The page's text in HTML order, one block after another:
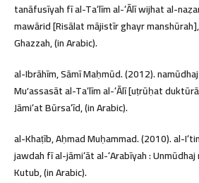
tanāfusīyah fī al-Taʻlīm al-ʻĀlī wijhat al-
mawārid [Risālat mājistīr ghayr
Ghazzah, (in Arabic).
al-Ibrāhīm, Sāmī Maḥmūd. (2012).
Muʼassasāt al-Taʻlīm al-ʻĀlī [uṭrūḥat
Jāmiʻat Būrsaʻīd, (in Arabic).
al-Khaṭīb, Aḥmad Muḥammad. (2010). al-
jawdah fī al-jāmiʻāt al-ʻArabīyah :
Kutub, (in Arabic).